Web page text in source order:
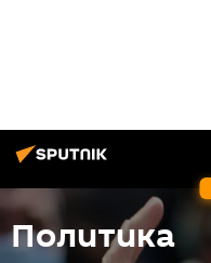
Политика